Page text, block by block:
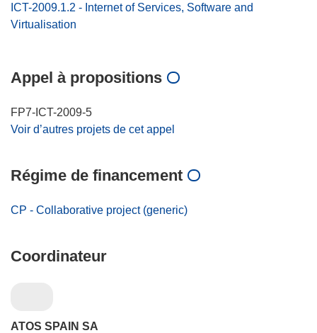
ICT-2009.1.2 - Internet of Services, Software and
Virtualisation
Appel à propositions
FP7-ICT-2009-5
Voir d’autres projets de cet appel
Régime de financement
CP - Collaborative project (generic)
Coordinateur
ATOS SPAIN SA